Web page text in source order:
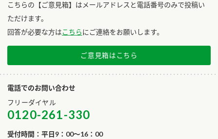
こちらの【ご意見箱】はメールアドレスと電話番号のみで投稿い
ただけます。
回答が必要な方はこちらにご連絡をお願いします。
ご意見箱はこちら
電話でのお問い合わせ
フリーダイヤル
0120-261-330
受付時間：平日9：00～16：00